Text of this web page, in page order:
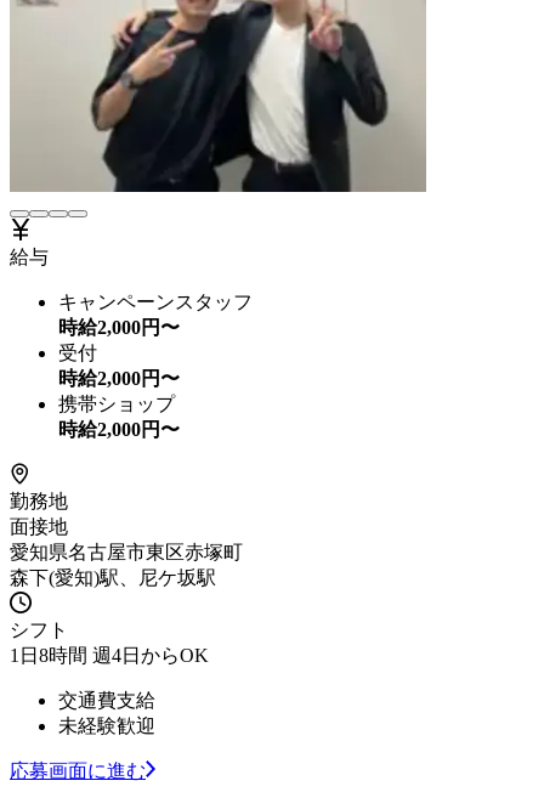
給与
キャンペーンスタッフ
時給2,000円〜
受付
時給2,000円〜
携帯ショップ
時給2,000円〜
勤務地
面接地
愛知県名古屋市東区赤塚町
森下(愛知)駅、尼ケ坂駅
シフト
1日8時間 週4日からOK
交通費支給
未経験歓迎
応募画面に進む